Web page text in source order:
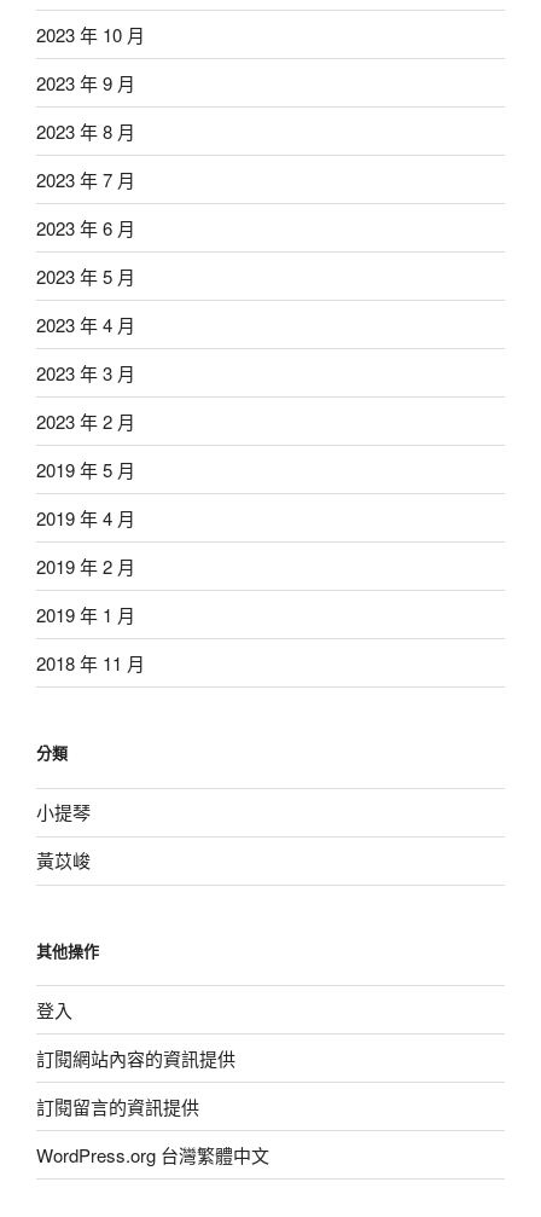
2023 年 10 月
2023 年 9 月
2023 年 8 月
2023 年 7 月
2023 年 6 月
2023 年 5 月
2023 年 4 月
2023 年 3 月
2023 年 2 月
2019 年 5 月
2019 年 4 月
2019 年 2 月
2019 年 1 月
2018 年 11 月
分類
小提琴
黃苡峻
其他操作
登入
訂閱網站內容的資訊提供
訂閱留言的資訊提供
WordPress.org 台灣繁體中文